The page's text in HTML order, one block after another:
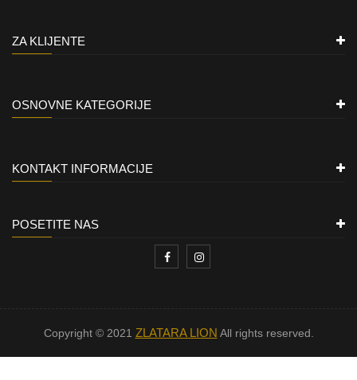
ZA KLIJENTE
OSNOVNE KATEGORIJE
KONTAKT INFORMACIJE
POSETITE NAS
Copyright © 2021 ZLATARA LION All rights reserved.